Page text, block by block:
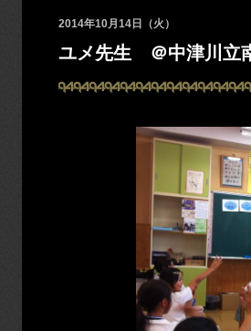
2014年10月14日（火）
ユメ先生 ＠中津川立